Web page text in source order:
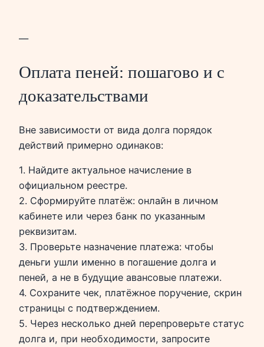
—
Оплата пеней: пошагово и с
доказательствами
Вне зависимости от вида долга порядок
действий примерно одинаков:
1. Найдите актуальное начисление в
официальном реестре.
2. Сформируйте платёж: онлайн в личном
кабинете или через банк по указанным
реквизитам.
3. Проверьте назначение платежа: чтобы
деньги ушли именно в погашение долга и
пеней, а не в будущие авансовые платежи.
4. Сохраните чек, платёжное поручение, скрин
страницы с подтверждением.
5. Через несколько дней перепроверьте статус
долга и, при необходимости, запросите